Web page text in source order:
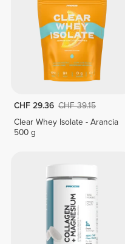
CHF 29.36 CHF 39.15
Clear Whey Isolate - Arancia
500 g